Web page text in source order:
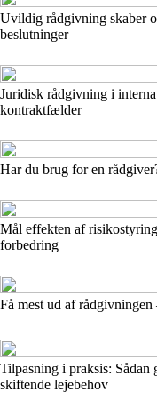
Uvildig rådgivning skaber
beslutninger
Juridisk rådgivning i
kontraktfælder
Har du brug for en
Mål effekten af
forbedring
Få mest ud af
Tilpasning i praksis:
skiftende lejebehov